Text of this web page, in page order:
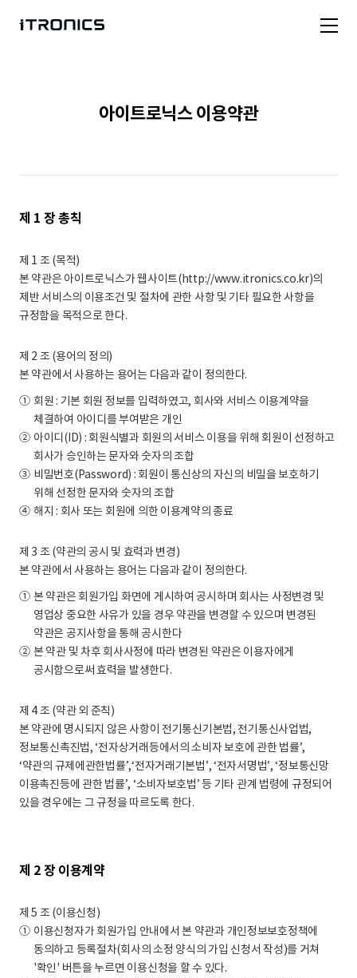
아이트로닉스 이용약관
제 1 장 총칙
제 1 조 (목적)
본 약관은 아이트로닉스가 웹사이트(http://www.itronics.co.kr)의
제반 서비스의 이용조건 및 절차에 관한 사항 및 기타 필요한 사항을
규정함을 목적으로 한다.
제 2 조 (용어의 정의)
본 약관에서 사용하는 용어는 다음과 같이 정의한다.
① 회원 : 기본 회원 정보를 입력하였고, 회사와 서비스 이용계약을
체결하여 아이디를 부여받은 개인
② 아이디(ID) : 회원식별과 회원의 서비스 이용을 위해 회원이 선정하고
회사가 승인하는 문자와 숫자의 조합
③ 비밀번호(Password) : 회원이 통신상의 자신의 비밀을 보호하기
위해 선정한 문자와 숫자의 조합
④ 해지 : 회사 또는 회원에 의한 이용계약의 종료
제 3 조 (약관의 공시 및 효력과 변경)
본 약관에서 사용하는 용어는 다음과 같이 정의한다.
① 본 약관은 회원가입 화면에 게시하여 공시하며 회사는 사정변경 및
영업상 중요한 사유가 있을 경우 약관을 변경할 수 있으며 변경된
약관은 공지사항을 통해 공시한다
② 본 약관 및 차후 회사사정에 따라 변경된 약관은 이용자에게
공시함으로써 효력을 발생한다.
제 4 조 (약관 외 준칙)
본 약관에 명시되지 않은 사항이 전기통신기본법, 전기통신사업법,
정보통신촉진법, ‘전자상거래등에서의 소비자 보호에 관한 법률’,
‘약관의 규제에관한법률’,‘전자거래기본법’, ‘전자서명법’, ‘정보통신망
이용촉진등에 관한 법률’, ‘소비자보호법’ 등 기타 관계 법령에 규정되어
있을 경우에는 그 규정을 따르도록 한다.
제 2 장 이용계약
제 5 조 (이용신청)
① 이용신청자가 회원가입 안내에서 본 약관과 개인정보보호정책에
동의하고 등록절차(회사의 소정 양식의 가입 신청서 작성)를 거쳐
'확인' 버튼을 누르면 이용신청을 할 수 있다.